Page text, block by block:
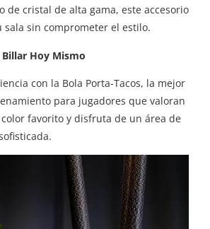
de cristal de alta gama, este accesorio
sin comprometer el estilo.
Hoy Mismo
con la Bola Porta-Tacos, la mejor
para jugadores que valoran
favorito y disfruta de un área de